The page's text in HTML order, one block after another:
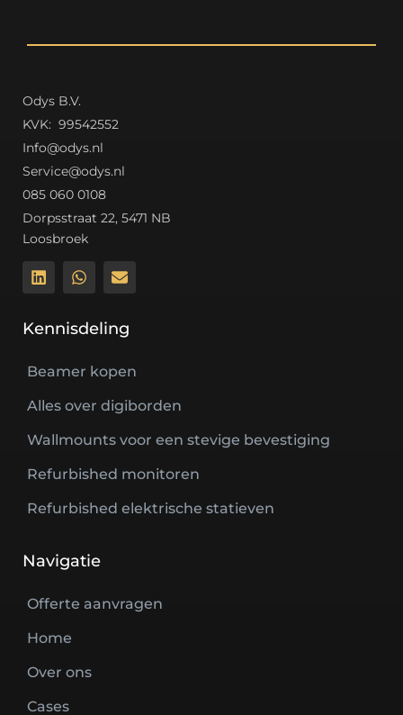
Odys B.V.
KVK: 99542552
Info@odys.nl
Service@odys.nl
085 060 0108
Dorpsstraat 22, 5471 NB
Loosbroek
Kennisdeling
Beamer kopen
Alles over digiborden
Wallmounts voor een stevige bevestiging
Refurbished monitoren
Refurbished elektrische statieven
Navigatie
Offerte aanvragen
Home
Over ons
Cases